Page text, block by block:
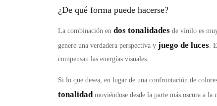
¿De qué forma puede hacerse?
La combinación en dos tonalidades de vinilo es
genere una verdadera perspectiva y juego de luces .
compensan las energías visuales.
Si lo que desea, en lugar de una confrontación de
tonalidad moviéndose desde la parte más oscura a la